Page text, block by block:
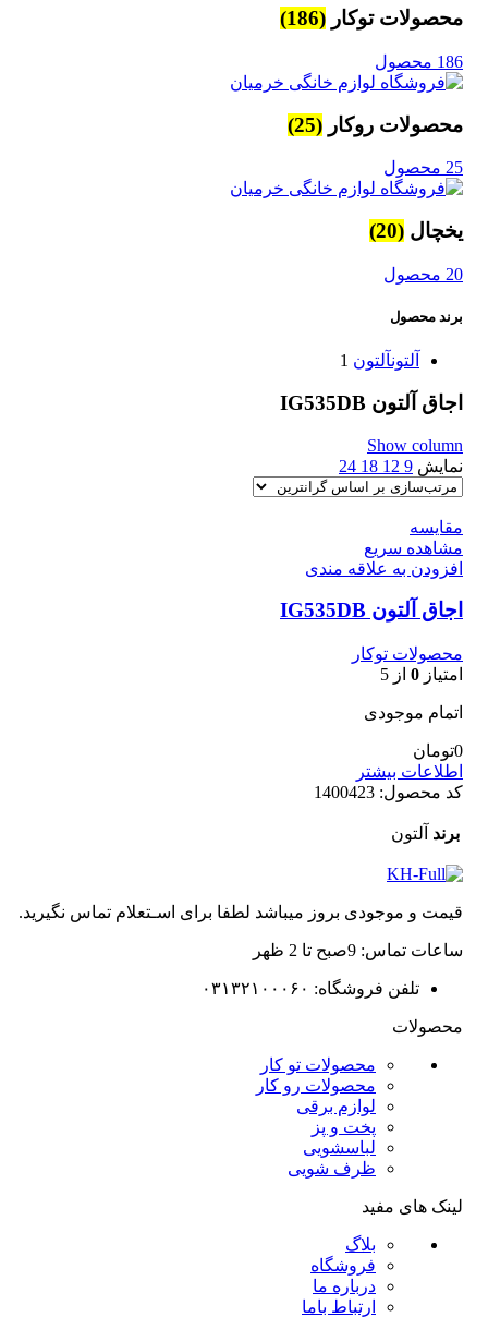
محصولات توکار (186)
186 محصول
محصولات روکار (25)
25 محصول
یخچال (20)
20 محصول
برند محصول
آلتونآلتون 1
اجاق آلتون IG535DB
Show column
نمایش 9
12
18
24
مقایسه
مشاهده سریع
افزودن به علاقه مندی
اجاق آلتون IG535DB
محصولات توکار
امتیاز 0 از 5
اتمام موجودی
0تومان
اطلاعات بیشتر
کد محصول: 1400423
برند آلتون
قیمت و موجودی بروز میباشد لطفا برای اسـتعلام تماس نگیرید.
ساعات تماس: 9صبح تا 2 ظهر
تلفن فروشگاه: ۰۳۱۳۲۱۰۰۰۶۰
محصولات
محصولات تو کار
محصولات رو کار
لوازم برقی
پخت و پز
لباسشویی
ظرف شویی
لینک های مفید
بلاگ
فروشگاه
درباره ما
ارتباط باما